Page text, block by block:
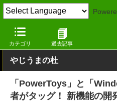
カテゴリ 過去記事
窓の杜 画像・映像・音楽
やじうまの杜
「PowerToys」と「
者がタッグ！ 新機能の開